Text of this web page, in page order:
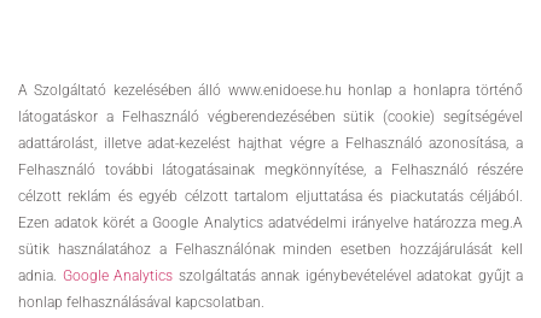
A Szolgáltató kezelésében álló www.enidoese.hu honlap a honlapra történő
látogatáskor a Felhasználó végberendezésében sütik (cookie) segítségével
adattárolást, illetve adat-kezelést hajthat végre a Felhasználó azonosítása, a
Felhasználó további látogatásainak megkönnyítése, a Felhasználó részére
célzott reklám és egyéb célzott tartalom eljuttatása és piackutatás céljából.
Ezen adatok körét a Google Analytics adatvédelmi irányelve határozza meg.A
sütik használatához a Felhasználónak minden esetben hozzájárulását kell
adnia. Google Analytics szolgáltatás annak igénybevételével adatokat gyűjt a
honlap felhasználásával kapcsolatban.